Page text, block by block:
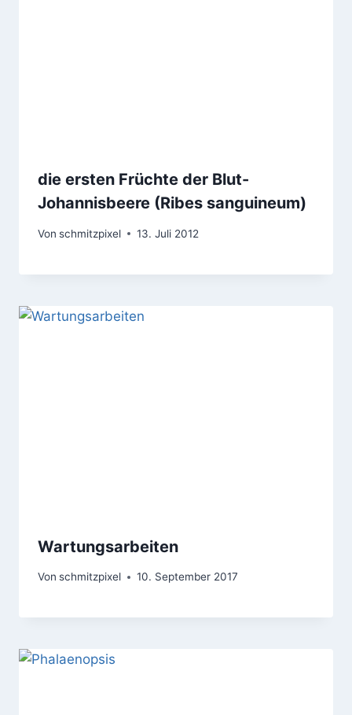
die ersten Früchte der Blut-
Johannisbeere (Ribes sanguineum)
Von schmitzpixel 13. Juli 2012
Wartungsarbeiten
Von schmitzpixel 10. September 2017